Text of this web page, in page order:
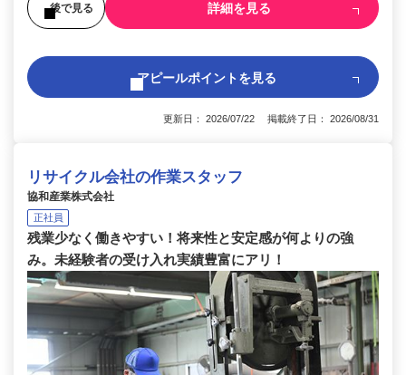
後で見る 詳細を見る
アピールポイントを見る
更新日： 2026/07/22 掲載終了日： 2026/08/31
リサイクル会社の作業スタッフ
協和産業株式会社
正社員
残業少なく働きやすい！将来性と安定感が何よりの強
み。未経験者の受け入れ実績豊富にアリ！